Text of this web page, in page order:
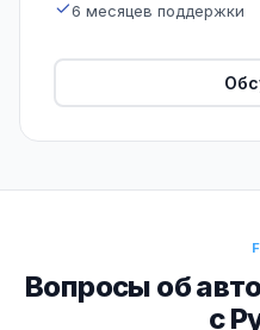
6 месяцев поддержки
Вопросы об
с